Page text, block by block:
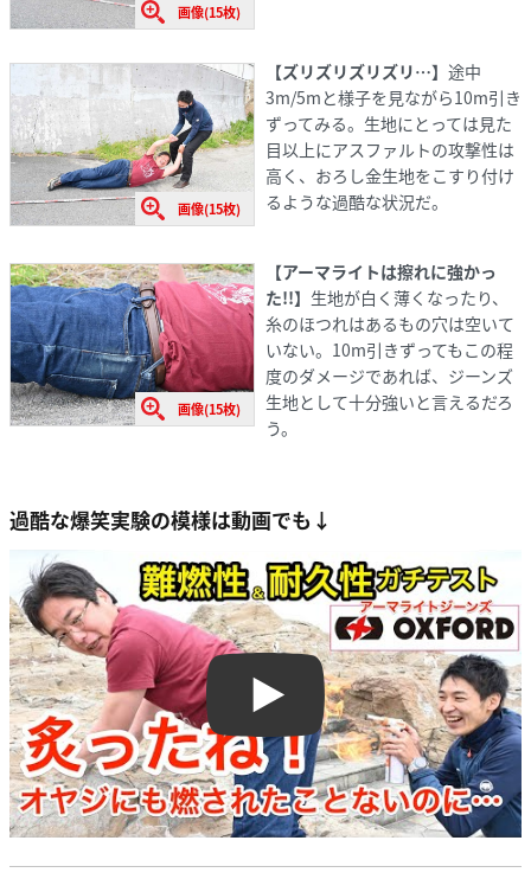
画像(15枚)
画像(15枚)
【ズリズリズリズリ…】 途中
3m/5mと様子を見ながら10m引き
ずってみる。生地にとっては見た
目以上にアスファルトの攻撃性は
高く、おろし金生地をこすり付け
るような過酷な状況だ。
画像(15枚)
【アーマライトは擦れに強かっ
た!!】 生地が白く薄くなったり、
糸のほつれはあるもの穴は空いて
いない。10m引きずってもこの程
度のダメージであれば、ジーンズ
生地として十分強いと言えるだろ
う。
過酷な爆笑実験の模様は動画でも↓
Play